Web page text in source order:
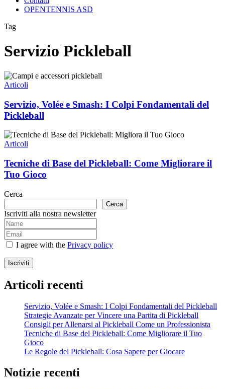
OPENTENNIS ASD
Tag
Servizio Pickleball
Servizio,
Volée
Smash:
I
Colpi
Fondamentali
del
Pickleball
Articoli
Servizio, Volée e Smash: I Colpi Fondamentali del
Pickleball
Tecniche
di
del
Pickleball:
Come
il
Gioco
Articoli
Tecniche di Base del Pickleball: Come Migliorare il
Tuo Gioco
Cerca
Cerca
Iscriviti alla nostra newsletter
I agree with the Privacy policy
Iscriviti
Articoli recenti
Servizio, Volée e Smash: I Colpi Fondamentali del Pickleball
Strategie Avanzate per Vincere una Partita di Pickleball
Consigli per Allenarsi al Pickleball Come un Professionista
Tecniche di Base del Pickleball: Come Migliorare il Tuo
Gioco
Le Regole del Pickleball: Cosa Sapere per Giocare
Notizie recenti